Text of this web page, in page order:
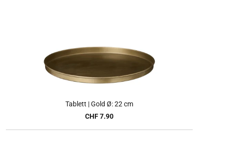
Tablett | Gold Ø: 22 cm
CHF 7.90